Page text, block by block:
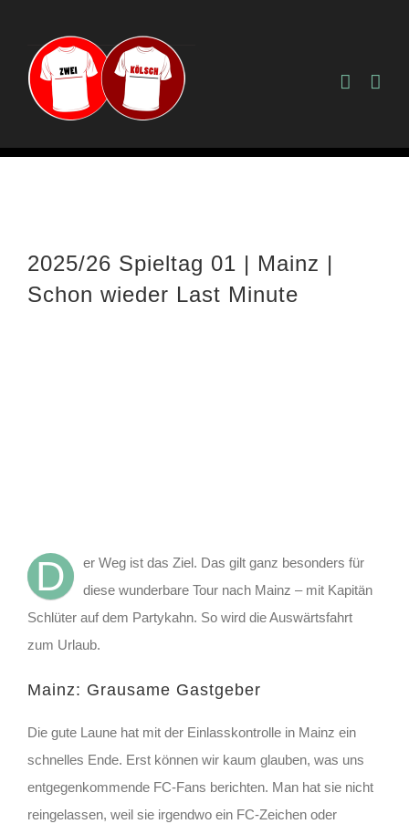
springen
2025/26 Spieltag 01 | Mainz |
Schon wieder Last Minute
D
er Weg ist das Ziel. Das gilt ganz besonders für
diese wunderbare Tour nach Mainz – mit Kapitän
Schlüter auf dem Partykahn. So wird die Auswärtsfahrt
zum Urlaub.
Mainz: Grausame Gastgeber
Die gute Laune hat mit der Einlasskontrolle in Mainz ein
schnelles Ende. Erst können wir kaum glauben, was uns
entgegenkommende FC-Fans berichten. Man hat sie nicht
reingelassen, weil sie irgendwo ein FC-Zeichen oder